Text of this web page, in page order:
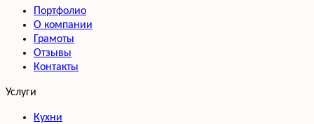
Портфолио
О компании
Грамоты
Отзывы
Контакты
Услуги
Кухни